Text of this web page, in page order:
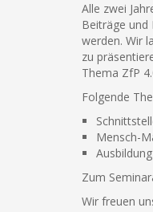
Alle zwei
Beiträge und
werden. Wir
zu
Thema ZfP
Folgende
Mensch-
Zum
Wir freuen